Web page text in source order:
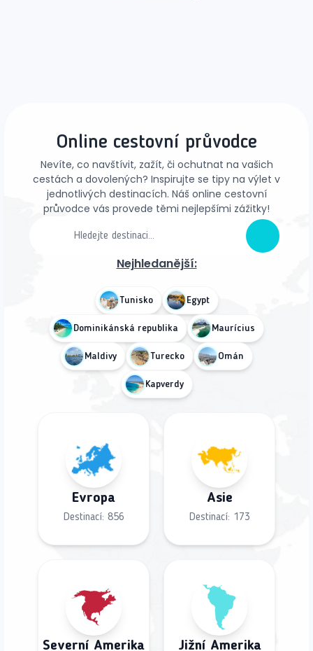
Online cestovní průvodce
Nevíte, co navštívit, zažít, či ochutnat na vašich
cestách a dovolených? Inspirujte se tipy na výlet v
jednotlivých destinacích. Náš online cestovní
průvodce vás provede těmi nejlepšími zážitky!
Nejhledanější:
Tunisko Egypt
Dominikánská republika Maurícius
Maldivy Turecko Omán
Kapverdy
Evropa
Destinací: 856
Asie
Destinací: 173
Severní Amerika Jižní Amerika